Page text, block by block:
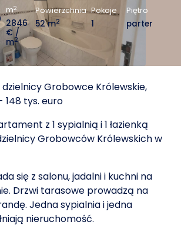
m2
2846
€ /
m2
Powierzchnia
52 m2
Pokoje
1
Piętro
parter
Grobowce Królewskie,
148 tys. euro
z 1 sypialnią i 1 łazienką
Grobowców Królewskich w
się z salonu, jadalni i kuchni na
Drzwi tarasowe prowadzą na
Jedna sypialnia i jedna
nieruchomość.